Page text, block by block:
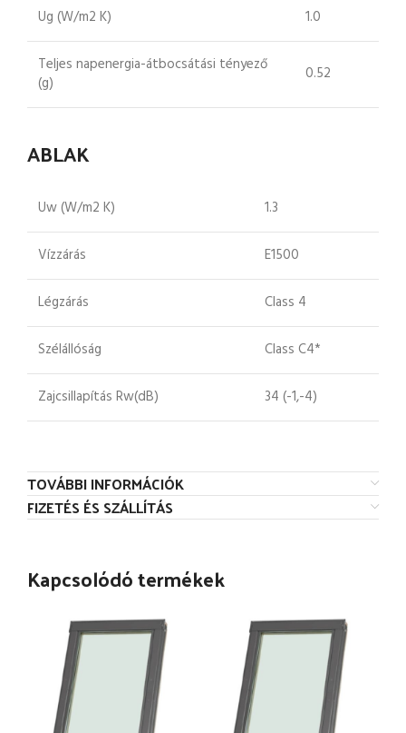
Ug (W/m2 K) 1.0
Teljes napenergia-átbocsátási tényező
(g)
0.52
ABLAK
Uw (W/m2 K) 1.3
Vízzárás E1500
Légzárás Class 4
Szélállóság Class C4*
Zajcsillapítás Rw(dB) 34 (-1,-4)
TOVÁBBI INFORMÁCIÓK
FIZETÉS ÉS SZÁLLÍTÁS
Kapcsolódó termékek